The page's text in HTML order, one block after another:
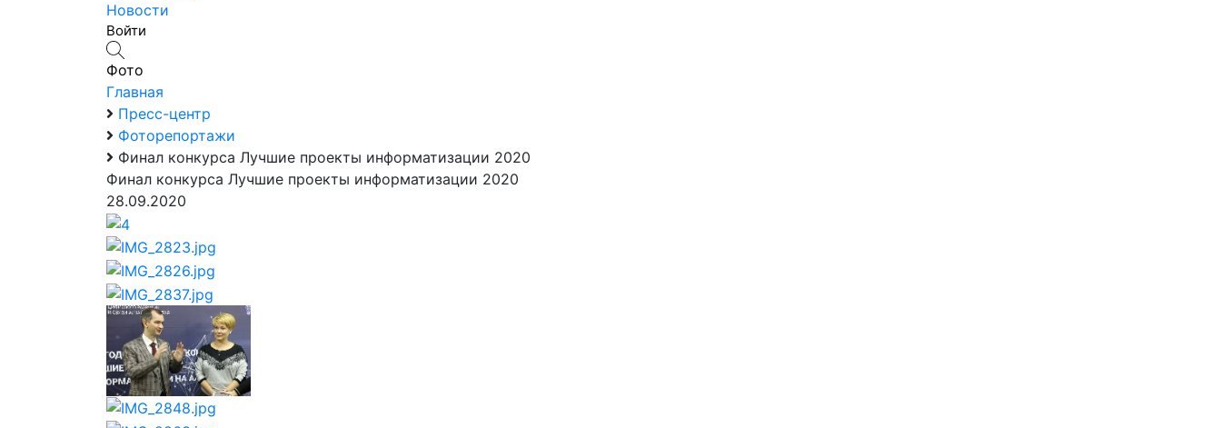
Новости
Войти
Фото
Главная
Пресс-центр
Фоторепортажи
Финал конкурса Лучшие проекты информатизации 2020
Финал конкурса Лучшие проекты информатизации 2020
28.09.2020